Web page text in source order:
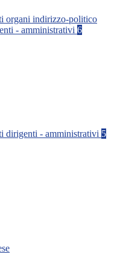
organi indirizzo-politico
- amministrativi 6
dirigenti - amministrativi 5